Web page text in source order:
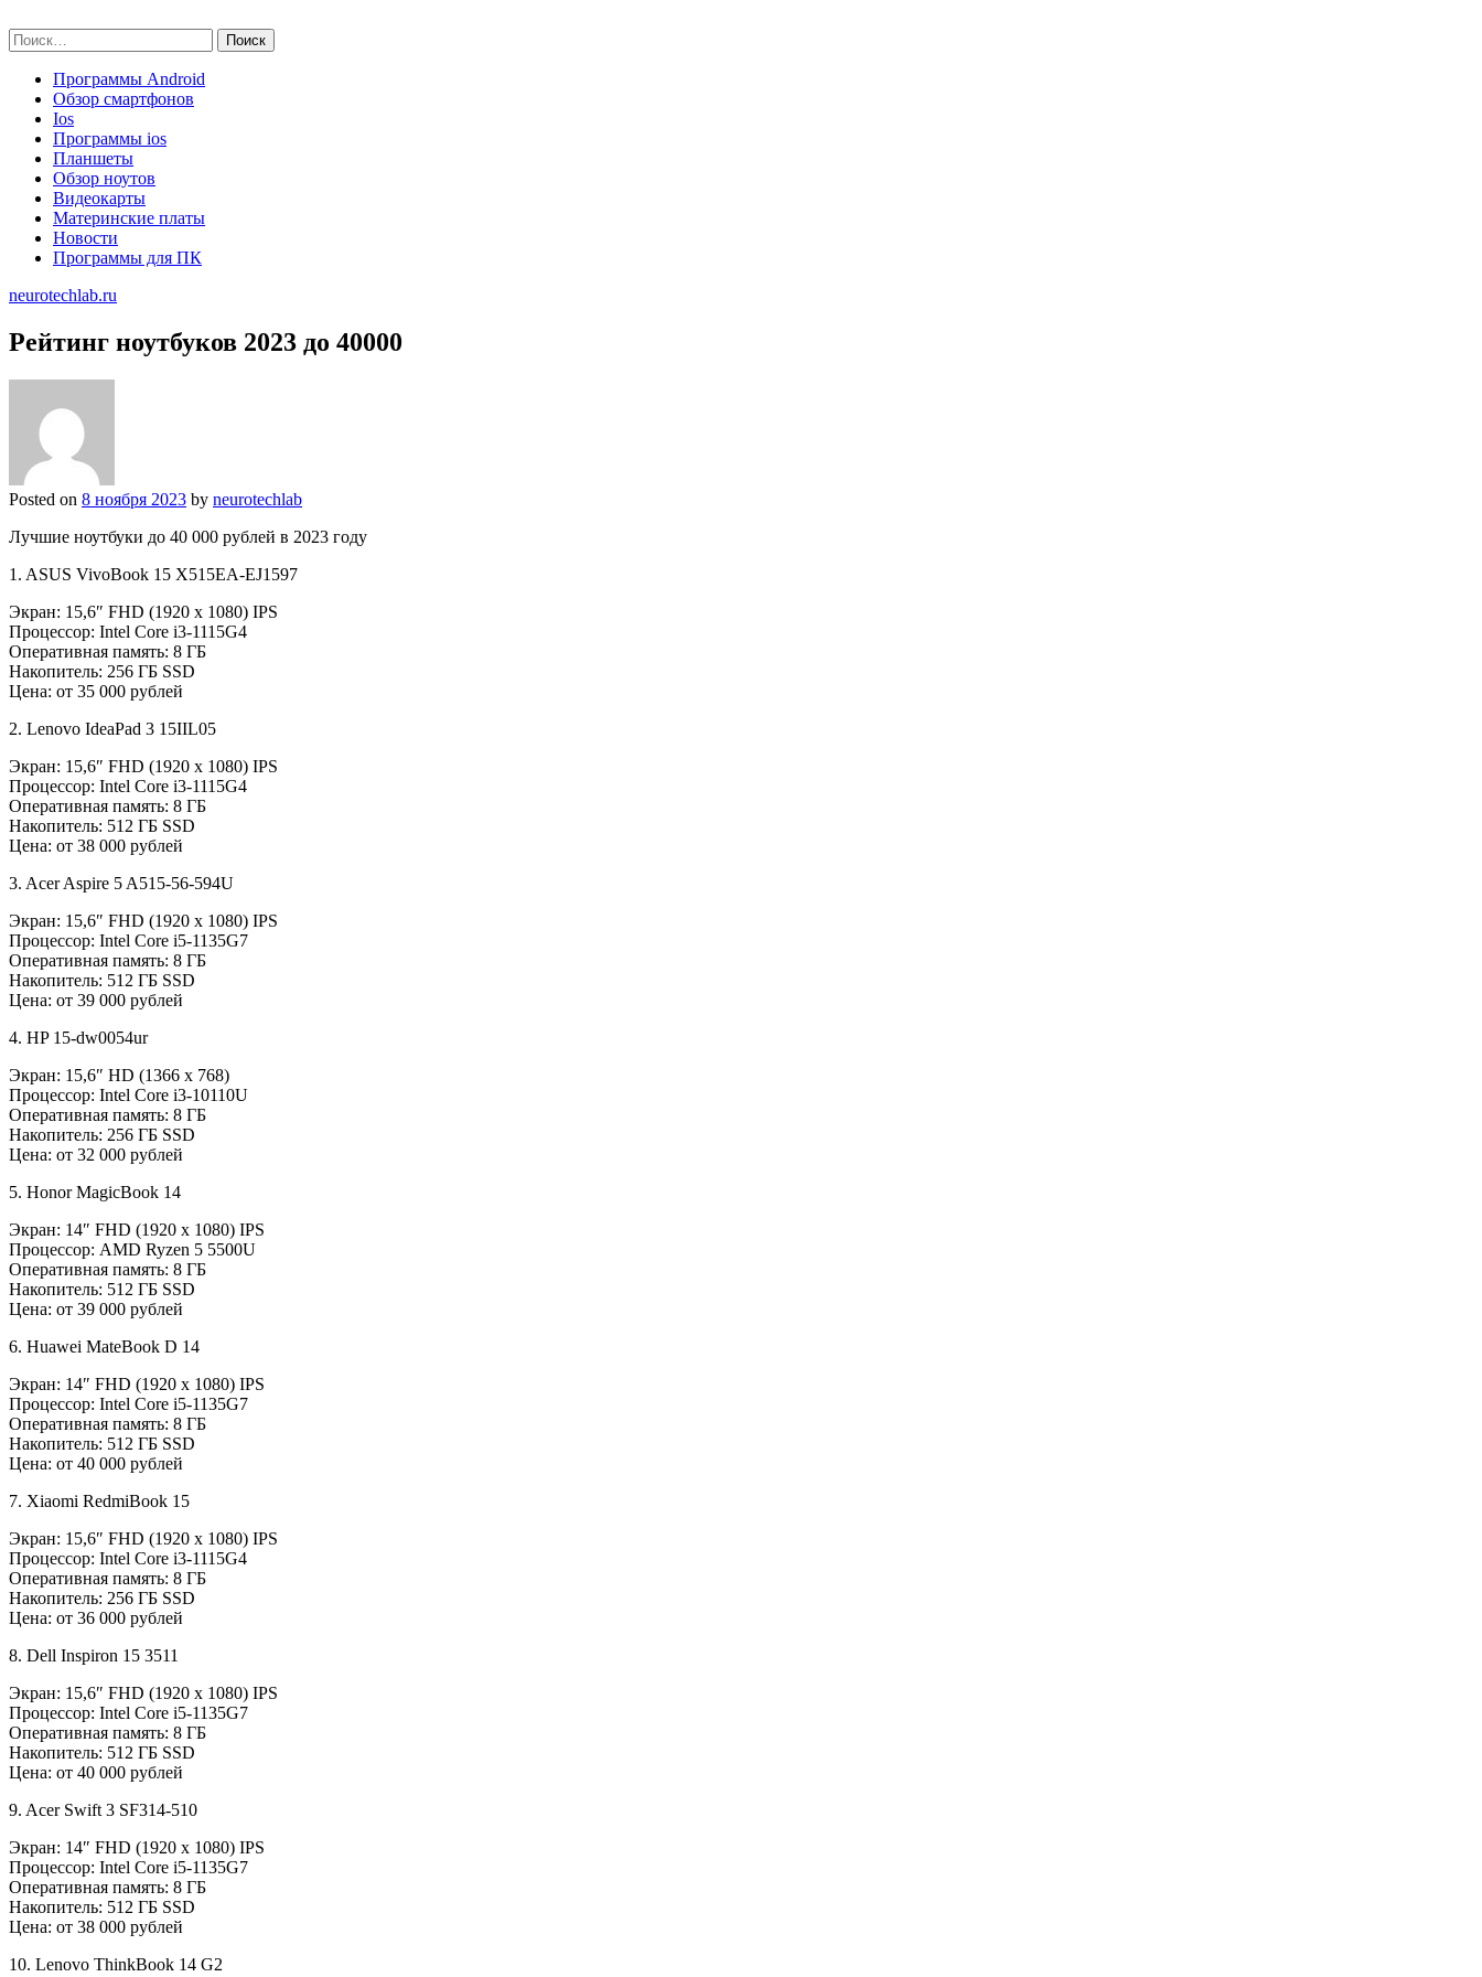
to
content
Найти:
Программы Android
Обзор смартфонов
Ios
Программы ios
Планшеты
Обзор ноутов
Видеокарты
Материнские платы
Новости
Программы для ПК
neurotechlab.ru
Рейтинг ноутбуков 2023 до 40000
Posted on 8 ноября 2023 by neurotechlab
Лучшие ноутбуки до 40 000 рублей в 2023 году
1. ASUS VivoBook 15 X515EA-EJ1597
Экран: 15,6″ FHD (1920 x 1080) IPS
Процессор: Intel Core i3-1115G4
Оперативная память: 8 ГБ
Накопитель: 256 ГБ SSD
Цена: от 35 000 рублей
2. Lenovo IdeaPad 3 15IIL05
Экран: 15,6″ FHD (1920 x 1080) IPS
Процессор: Intel Core i3-1115G4
Оперативная память: 8 ГБ
Накопитель: 512 ГБ SSD
Цена: от 38 000 рублей
3. Acer Aspire 5 A515-56-594U
Экран: 15,6″ FHD (1920 x 1080) IPS
Процессор: Intel Core i5-1135G7
Оперативная память: 8 ГБ
Накопитель: 512 ГБ SSD
Цена: от 39 000 рублей
4. HP 15-dw0054ur
Экран: 15,6″ HD (1366 x 768)
Процессор: Intel Core i3-10110U
Оперативная память: 8 ГБ
Накопитель: 256 ГБ SSD
Цена: от 32 000 рублей
5. Honor MagicBook 14
Экран: 14″ FHD (1920 x 1080) IPS
Процессор: AMD Ryzen 5 5500U
Оперативная память: 8 ГБ
Накопитель: 512 ГБ SSD
Цена: от 39 000 рублей
6. Huawei MateBook D 14
Экран: 14″ FHD (1920 x 1080) IPS
Процессор: Intel Core i5-1135G7
Оперативная память: 8 ГБ
Накопитель: 512 ГБ SSD
Цена: от 40 000 рублей
7. Xiaomi RedmiBook 15
Экран: 15,6″ FHD (1920 x 1080) IPS
Процессор: Intel Core i3-1115G4
Оперативная память: 8 ГБ
Накопитель: 256 ГБ SSD
Цена: от 36 000 рублей
8. Dell Inspiron 15 3511
Экран: 15,6″ FHD (1920 x 1080) IPS
Процессор: Intel Core i5-1135G7
Оперативная память: 8 ГБ
Накопитель: 512 ГБ SSD
Цена: от 40 000 рублей
9. Acer Swift 3 SF314-510
Экран: 14″ FHD (1920 x 1080) IPS
Процессор: Intel Core i5-1135G7
Оперативная память: 8 ГБ
Накопитель: 512 ГБ SSD
Цена: от 38 000 рублей
10. Lenovo ThinkBook 14 G2